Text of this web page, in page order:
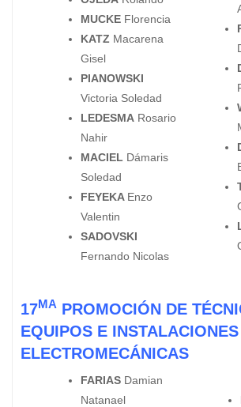
MUCKE Florencia
KATZ Macarena
Gisel
PIANOWSKI
Victoria Soledad
LEDESMA Rosario
Nahir
MACIEL Dámaris
Soledad
FEYEKA Enzo
Valentin
SADOVSKI
Fernando Nicolas
17MA PROMOCIÓN DE
EQUIPOS E INSTALACIONES
ELECTROMECÁNICAS
FARIAS Damian
Natanael